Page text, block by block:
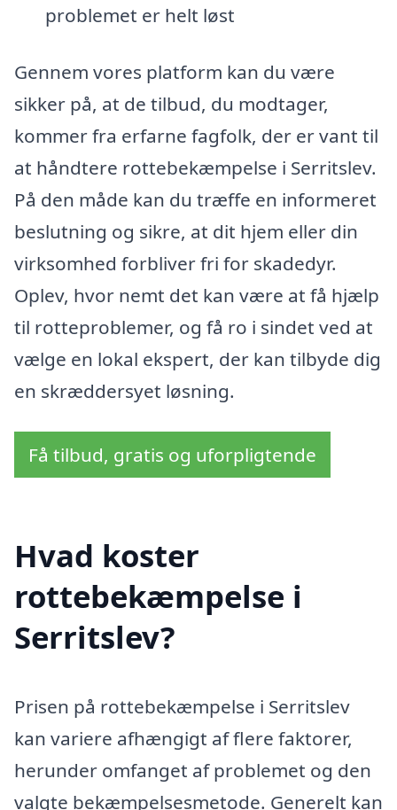
problemet er helt løst
Gennem vores platform kan du være
sikker på, at de tilbud, du modtager,
kommer fra erfarne fagfolk, der er vant til
at håndtere rottebekæmpelse i Serritslev.
På den måde kan du træffe en informeret
beslutning og sikre, at dit hjem eller din
virksomhed forbliver fri for skadedyr.
Oplev, hvor nemt det kan være at få hjælp
til rotteproblemer, og få ro i sindet ved at
vælge en lokal ekspert, der kan tilbyde dig
en skræddersyet løsning.
Få tilbud, gratis og uforpligtende
Hvad koster
rottebekæmpelse i
Serritslev?
Prisen på rottebekæmpelse i Serritslev
kan variere afhængigt af flere faktorer,
herunder omfanget af problemet og den
valgte bekæmpelsesmetode. Generelt kan